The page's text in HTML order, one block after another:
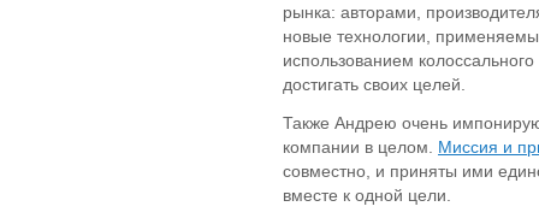
рынка: авторами,
новые технологии,
использованием
достигать своих целей.
Также Андрею очень
компании в целом. Миссия и
совместно, и приняты ими
вместе к одной цели.